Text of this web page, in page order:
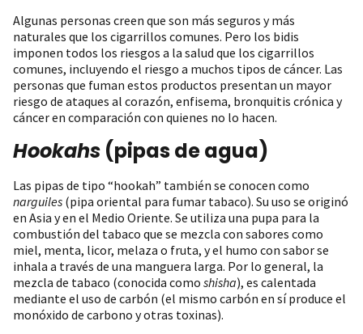
Algunas personas creen que son más seguros y más
naturales que los cigarrillos comunes. Pero los bidis
imponen todos los riesgos a la salud que los cigarrillos
comunes, incluyendo el riesgo a muchos tipos de cáncer. Las
personas que fuman estos productos presentan un mayor
riesgo de ataques al corazón, enfisema, bronquitis crónica y
cáncer en comparación con quienes no lo hacen.
Hookahs (pipas de agua)
Las pipas de tipo “hookah” también se conocen como
narguiles (pipa oriental para fumar tabaco). Su uso se originó
en Asia y en el Medio Oriente. Se utiliza una pupa para la
combustión del tabaco que se mezcla con sabores como
miel, menta, licor, melaza o fruta, y el humo con sabor se
inhala a través de una manguera larga. Por lo general, la
mezcla de tabaco (conocida como shisha), es calentada
mediante el uso de carbón (el mismo carbón en sí produce el
monóxido de carbono y otras toxinas).